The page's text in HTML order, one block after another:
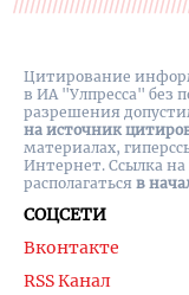
СОЦСЕТИ
Вконтакте
RSS Канал
Цитирование
в ИА "Улпресса" без
разрешения
на источник
материалах,
Интернет. Ссылка
располагаться в